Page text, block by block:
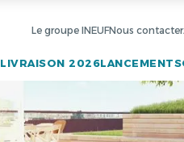
Le groupe INEUFNous contacter
LIVRAISON 2026LANCEMENTS